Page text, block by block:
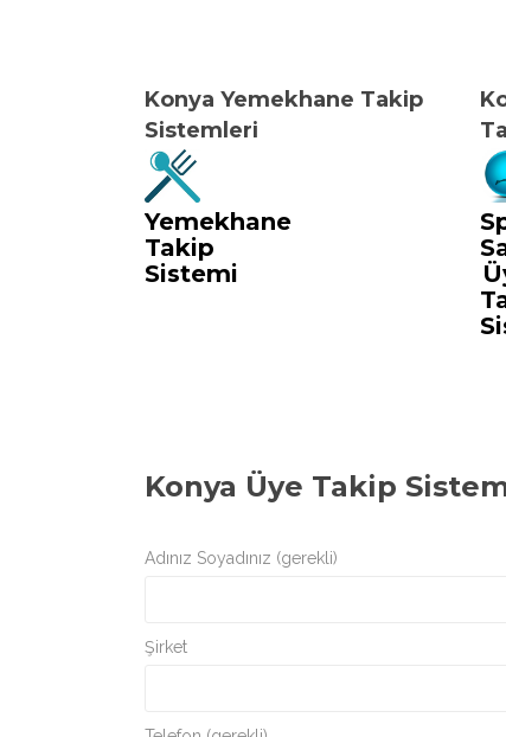
Konya Yemekhane Takip
Sistemleri
Yemekhane
Takip
Sistemi
Konya Üye Takip
Adınız Soyadınız (gerekli)
Şirket